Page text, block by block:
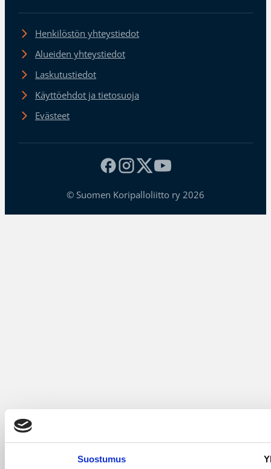
Suostumus
Henkilöstön yhteystiedot
Alueiden yhteystiedot
Laskutustiedot
Käyttöehdot ja tietosuoja
Evästeet
© Suomen Koripalloliitto ry 2026